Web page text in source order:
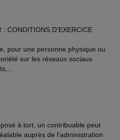
CONDITIONS D'EXERCICE
pour une personne physique ou
sur les réseaux sociaux
à tort, un contribuable peut
auprès de l'administration